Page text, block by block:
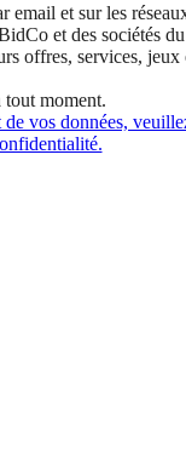
email et sur les
et des sociétés du
offres, services, jeux
tout moment.
vos données,